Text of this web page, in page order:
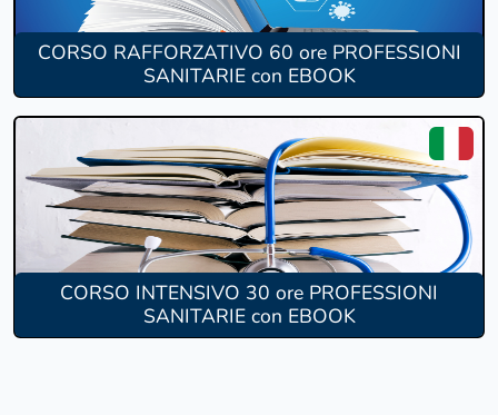
CORSO RAFFORZATIVO 60 ore PROFESSIONI
SANITARIE con EBOOK
CORSO INTENSIVO 30 ore PROFESSIONI
SANITARIE con EBOOK